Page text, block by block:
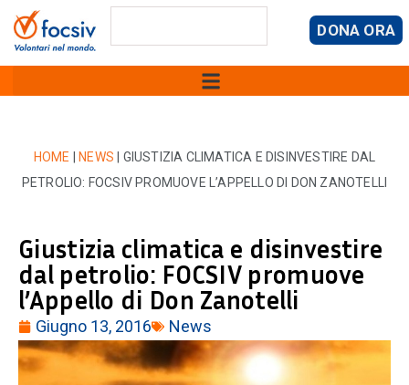
DONA ORA
HOME NEWS
GIUSTIZIA CLIMATICA E DISINVESTIRE DAL
PETROLIO: FOCSIV PROMUOVE L’APPELLO DI DON ZANOTELLI
Giustizia climatica e disinvestire
dal petrolio: FOCSIV promuove
l’Appello di Don Zanotelli
Giugno 13, 2016 News